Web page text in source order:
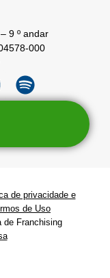
9 º andar
000
de privacidade e
de Uso
de Franchising